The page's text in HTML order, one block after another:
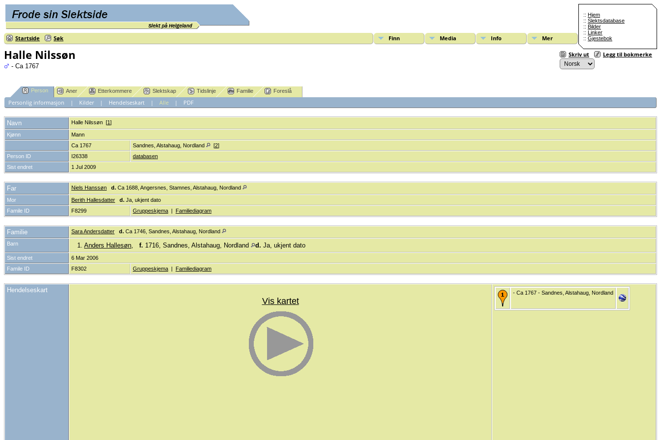
:: Hjem
:: Slektsdatabase
:: Bilder
:: Linker
:: Gjestebok
Finn Media Info Mer
Startside Søk
Skriv ut Legg til bokmerke
Halle Nilssøn
- Ca 1767
Person Aner Etterkommere Slektskap Tidslinje Familie Foreslå
Personlig informasjon | Kilder| Hendelseskart| Alle| PDF
Navn Halle Nilssøn [1]
Kjønn
Mann
Ca 1767
Sandnes, Alstahaug, Nordland [2]
Person ID
I26338
databasen
Sist endret
1 Jul 2009
Far Niels Hanssøn d. Ca 1688, Angersnes, Stamnes, Alstahaug, Nordland
Mor Berith Hallesdatter d. Ja, ukjent dato
Famile ID
F8299 Gruppeskjema | Familiediagram
Familie Sara Andersdatter d. Ca 1746, Sandnes, Alstahaug, Nordland
Barn 1. Anders Hallesøn, f. 1716, Sandnes, Alstahaug, Nordland d. Ja, ukjent dato
Sist endret
6 Mar 2006
Famile ID
F8302 Gruppeskjema | Familiediagram
Hendelseskart
Vis kartet
- Ca 1767 - Sandnes, Alstahaug, Nordland